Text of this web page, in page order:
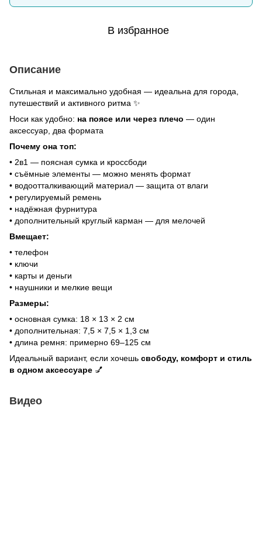
В избранное
Описание
Стильная и максимально удобная — идеальна для города,
путешествий и активного ритма ✨
Носи как удобно: на поясе или через плечо — один
аксессуар, два формата
Почему она топ:
• 2в1 — поясная сумка и кроссбоди
• съёмные элементы — можно менять формат
• водоотталкивающий материал — защита от влаги
• регулируемый ремень
• надёжная фурнитура
• дополнительный круглый карман — для мелочей
Вмещает:
• телефон
• ключи
• карты и деньги
• наушники и мелкие вещи
Размеры:
• основная сумка: 18 × 13 × 2 см
• дополнительная: 7,5 × 7,5 × 1,3 см
• длина ремня: примерно 69–125 см
Идеальный вариант, если хочешь свободу, комфорт и стиль
в одном аксессуаре 💅
Видео